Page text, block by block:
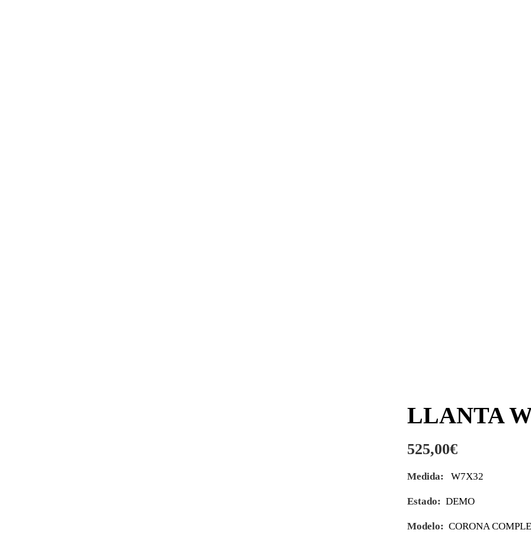
LLANTA
525,00€
Medida: W7X32
Estado: DEMO
Modelo: CORONA